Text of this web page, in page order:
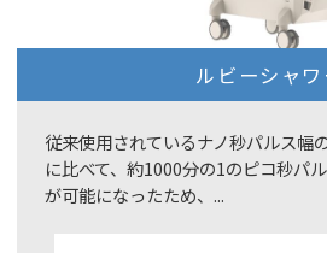
ルビーシャワ
従来使用されているナノ秒パルス幅
に比べて、約1000分の1のピコ秒パ
が可能になったため、...